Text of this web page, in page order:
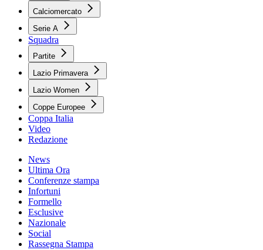
Calciomercato
Serie A
Squadra
Partite
Lazio Primavera
Lazio Women
Coppe Europee
Coppa Italia
Video
Redazione
News
Ultima Ora
Conferenze stampa
Infortuni
Formello
Esclusive
Nazionale
Social
Rassegna Stampa